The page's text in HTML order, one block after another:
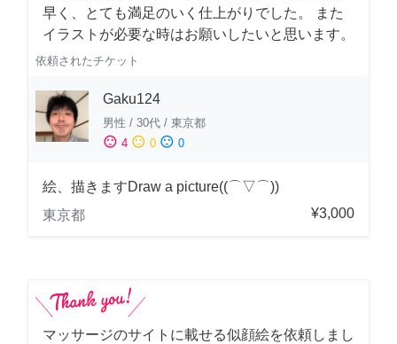
早く、とても満足のいく仕上がりでした。 また
イラストが必要な時はお願いしたいと思います。
依頼されたチケット
Gaku124
男性 / 30代 / 東京都
sentiment_satisfied 4 sentiment_neutral 0 sentiment_dissatisfied 0
絵、描きますDraw a picture((⌒▽⌒))
東京都
¥3,000
マッサージのサイトに載せる似顔絵を依頼しまし